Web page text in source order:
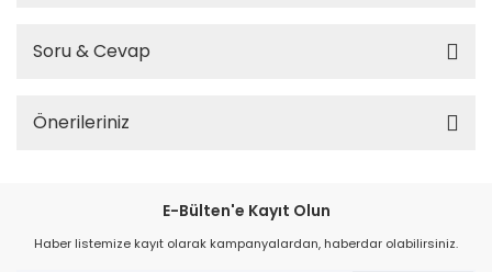
Soru & Cevap
Önerileriniz
E-Bülten'e Kayıt Olun
Haber listemize kayıt olarak kampanyalardan, haberdar olabilirsiniz.